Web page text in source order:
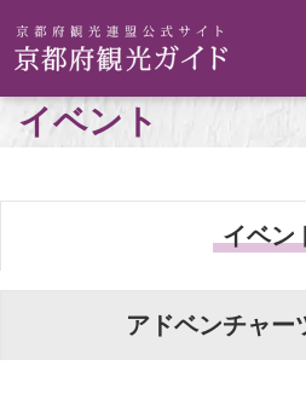
イベント
イベン
アドベンチャー